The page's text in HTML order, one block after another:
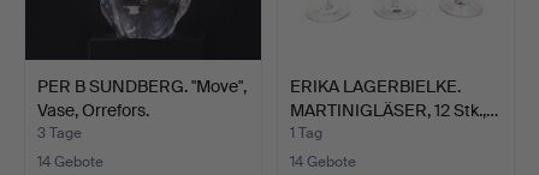
PER B SUNDBERG. "Move",
Vase, Orrefors.
3 Tage
14 Gebote
ERIKA LAGERBIELKE.
MARTINIGLÄSER, 12 Stk.,…
1 Tag
14 Gebote